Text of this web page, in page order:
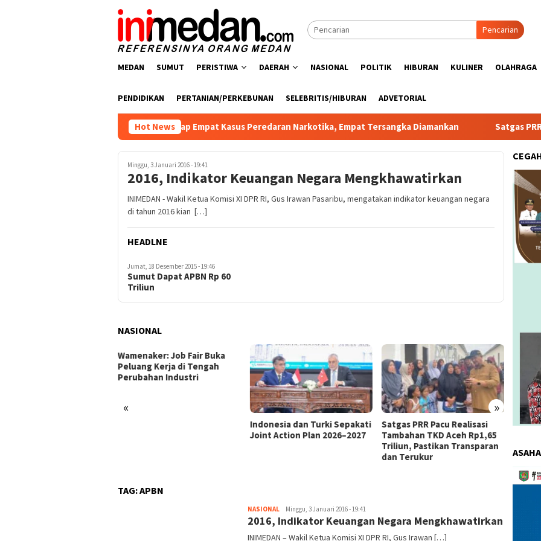
Pencarian
MEDAN SUMUT PERISTIWA DAERAH NASIONAL POLITIK HIBURAN KULINER OLAHRAGA
PENDIDIKAN PERTANIAN/PERKEBUNAN SELEBRITIS/HIBURAN ADVETORIAL
Hot News
Polres Batu Bara Ungkap Empat Kasus Peredaran Narkotika, Empat Tersangka Diamankan Satgas PRR Pacu
Minggu, 3 Januari 2016 - 19:41
2016, Indikator Keuangan Negara Mengkhawatirkan
INIMEDAN - Wakil Ketua Komisi XI DPR RI, Gus Irawan Pasaribu, mengatakan indikator keuangan negara
di tahun 2016 kian […]
HEADLNE
Jumat, 18 Desember 2015 - 19:46
Sumut Dapat APBN Rp 60
Triliun
NASIONAL
« »
Satgas PRR Pacu Realisasi
Tambahan TKD Aceh Rp1,65
Kemnaker Berhasil Mediasi
Perselisihan PHK PT Amos
Indah Indonesia Perselisihan
PHK PT Amos Indah Indonesia
The
TAG:APBN
NASIONAL redaksi
Minggu, 3 Januari 2016 - 19:41
2016, Indikator Keuangan Negara Mengkhawatirkan
INIMEDAN – Wakil Ketua Komisi XI DPR RI, Gus Irawan […]
Video